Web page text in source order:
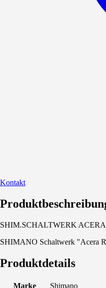
Kontakt
SHIM.SCHALTWERK
SHIMANO Schaltwerk "Acera
Produktdetails
Marke Shimano